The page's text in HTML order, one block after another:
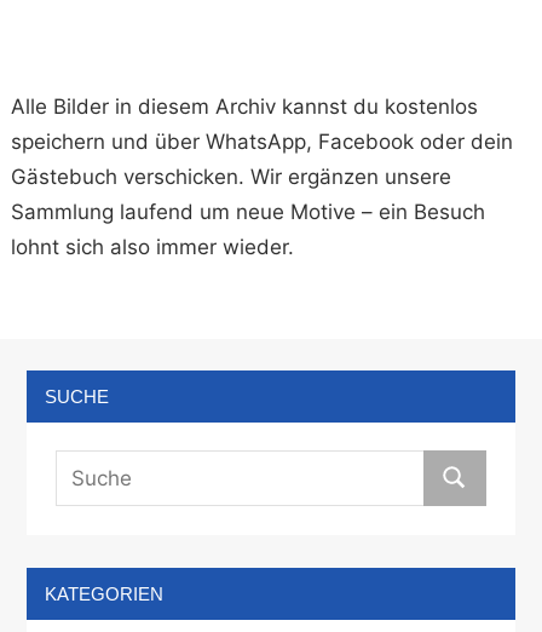
Alle Bilder in diesem Archiv kannst du kostenlos
speichern und über WhatsApp, Facebook oder dein
Gästebuch verschicken. Wir ergänzen unsere
Sammlung laufend um neue Motive – ein Besuch
lohnt sich also immer wieder.
SUCHE
KATEGORIEN